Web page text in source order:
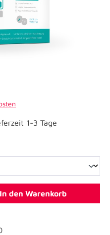
1-3 Tage
In den Warenkorb